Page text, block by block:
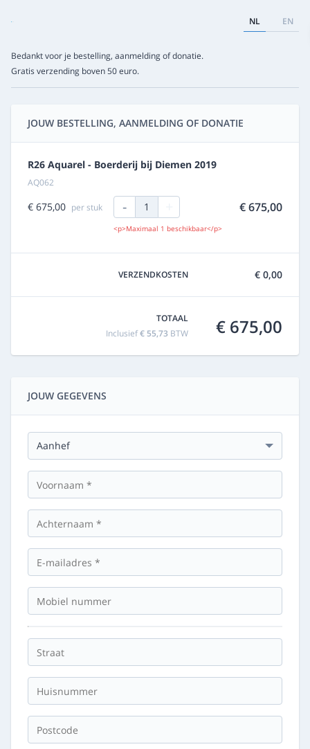
NL EN
Bedankt voor je bestelling, aanmelding of donatie.
Gratis verzending boven 50 euro.
JOUW BESTELLING, AANMELDING OF DONATIE
R26 Aquarel - Boerderij bij Diemen 2019
AQ062
€ 675,00 per stuk - 1
<p>Maximaal 1 beschikbaar</p>
€ 675,00
VERZENDKOSTEN € 0,00
TOTAAL
Inclusief€ 55,73 BTW € 675,00
JOUW GEGEVENS